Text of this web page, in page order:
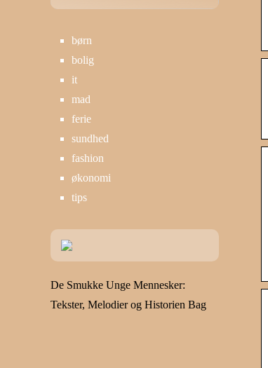
børn
bolig
it
mad
ferie
sundhed
fashion
økonomi
tips
De Smukke Unge Mennesker:
Tekster, Melodier og Historien Bag